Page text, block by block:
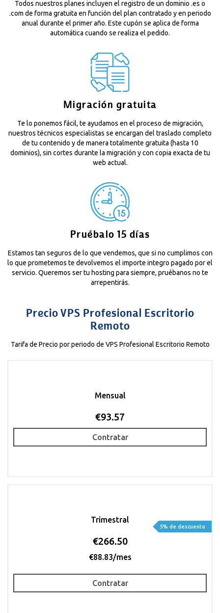
Todos nuestros planes incluyen el registro de un dominio .es o
.com de forma gratuita en función del plan contratado y en periodo
anual durante el primer año. Este cupón se aplica de forma
automática cuando se realiza el pedido.
Migración gratuita
Te lo ponemos fácil, te ayudamos en el proceso de migración,
nuestros técnicos especialistas se encargan del traslado completo
de tu contenido y de manera totalmente gratuita (hasta 10
dominios), sin cortes durante la migración y con copia exacta de tu
web actual.
Pruébalo 15 días
Estamos tan seguros de lo que vendemos, que si no cumplimos con
lo que prometemos te devolvemos el importe integro pagado por el
servicio. Queremos ser tu hosting para siempre, pruébanos no te
arrepentirás.
Precio VPS Profesional Escritorio
Remoto
Tarifa de Precio por periodo de VPS Profesional Escritorio Remoto
Mensual
€93.57
Contratar
Trimestral
€266.50
€88.83/mes
5% de descuento
Contratar